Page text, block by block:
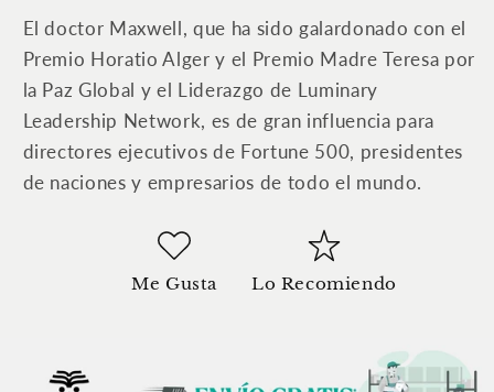
El doctor Maxwell, que ha sido galardonado con el
Premio Horatio Alger y el Premio Madre Teresa por
la Paz Global y el Liderazgo de Luminary
Leadership Network, es de gran influencia para
directores ejecutivos de Fortune 500, presidentes
de naciones y empresarios de todo el mundo.
Me Gusta Lo Recomiendo